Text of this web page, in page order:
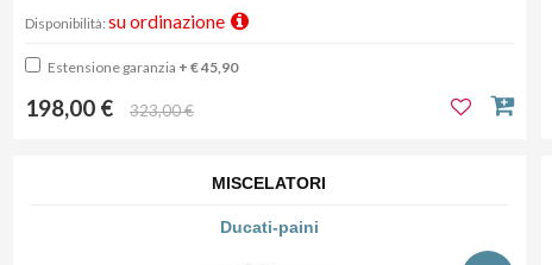
Disponibilità: su ordinazione
Estensione garanzia + € 45,90
198,00 € 323,00 €
MISCELATORI
Ducati-paini